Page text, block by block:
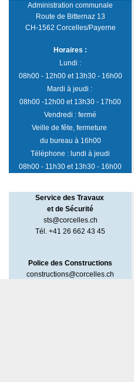
Administration communale
Route de Bitternaz 13
CH-1562 Corcelles/Payerne
Horaires :
Lundi :
08h00 - 12h00 et 13h30 - 16h00
Mardi à jeudi :
08h00 -12h00 et 13h30 - 17h00
Vendredi : fermé
Veille de fête, fermeture
du bureau à 16h00
Téléphone : lundi à jeudi
08h00 - 11h30 et 13h30 - 16h00
Service des Travaux
et de Sécurité
sts@corcelles.ch
Tél. +41 26 662 43 45
Police des Constructions
constructions@corcelles.ch